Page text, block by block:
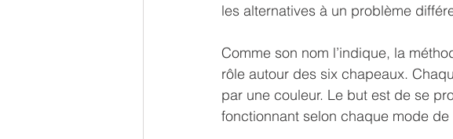
les alternatives à un problème
Comme son nom l’indique, la
rôle autour des six chapeaux.
par une couleur. Le but est de se
fonctionnant selon chaque mode de